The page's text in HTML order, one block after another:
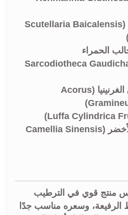
جذر السوتيلاريا (Scutellaria Baicalensis
الحمراء
(Sarcodiotheca
مستخلص عرق الغرنينيا (Acorus
أوراق الشاي الأخضر (Camellia Sinensis
منتج قوي في الترطيب
الرفيعة، وسعره مناسب جدًا